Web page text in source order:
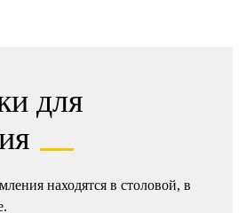
для
находятся в столовой, в